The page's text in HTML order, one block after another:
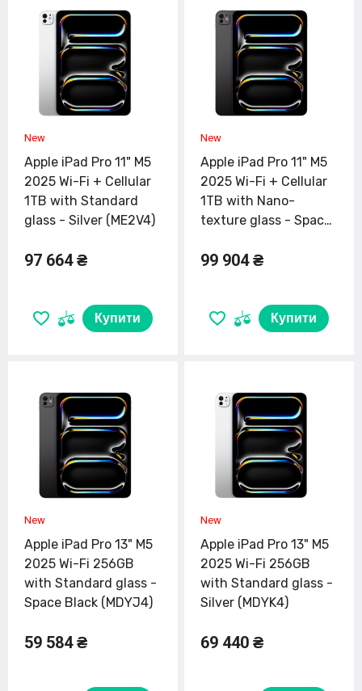
Apple iPad Pro 11" M5
2025 Wi-Fi + Cellular
1TB with Standard
glass - Silver (ME2V4)
97 664 ₴
Купити
Apple iPad Pro 11" M5
2025 Wi-Fi + Cellular
1TB with Nano-
texture glass - Space
99 904 ₴
Купити
Apple iPad Pro 13" M5
2025 Wi-Fi 256GB
with Standard glass -
Space Black (MDYJ4)
59 584 ₴
Apple iPad Pro 13" M5
2025 Wi-Fi 256GB
with Standard glass -
Silver (MDYK4)
69 440 ₴